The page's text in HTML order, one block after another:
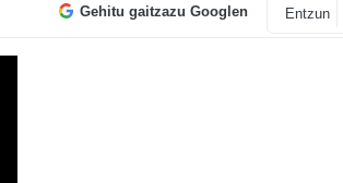
Gehitu gaitzazu Googlen Entzun